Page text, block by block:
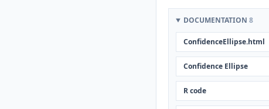
DOCUMENTATION 8
ConfidenceEllipse.html
Confidence Ellipse
R code